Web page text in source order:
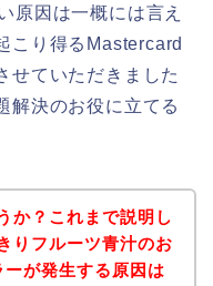
原因は一概には言え
こり得るMastercard
せていただきました
解決のお役に立てる
か？これまで説明し
りフルーツ青汁のお
が発生する原因は